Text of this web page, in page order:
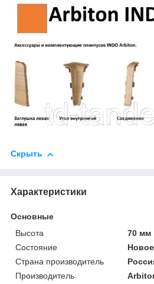
Скрыть
Характеристики
Основные
Высота
70 мм
Состояние
Новое
Страна производитель
Производитель